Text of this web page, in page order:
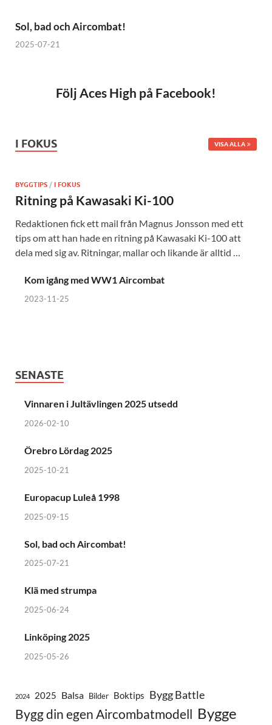
Sol, bad och Aircombat!
2025-07-21
Följ Aces High på Facebook!
I FOKUS VISA ALLA
BYGGTIPS / I FOKUS
Ritning på Kawasaki Ki-100
Redaktionen fick ett mail från Magnus Jonsson med ett
tips om att han hade en ritning på Kawasaki Ki-100 att
dela med sig av. Ritningar, mallar och likande är alltid …
Kom igång med WW1 Aircombat
2023-11-25
SENASTE
Vinnaren i Jultävlingen 2025 utsedd
2026-02-10
Örebro Lördag 2025
2025-10-21
Europacup Luleå 1998
2025-09-15
Sol, bad och Aircombat!
2025-07-21
Klä med strumpa
2025-06-24
Linköping 2025
2025-05-26
2024 2025 Balsa Bilder Boktips Bygg Battle
Bygg din egen Aircombatmodell Bygge